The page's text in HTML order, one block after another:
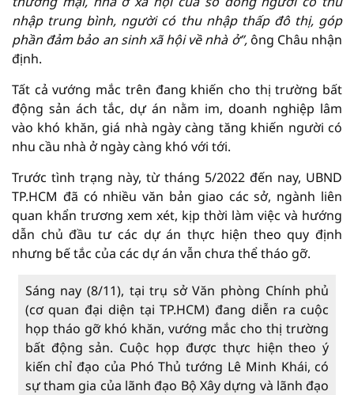
nhập trung bình, người có thu nhập thấp đô thị, góp
phần đảm bảo an sinh xã hội về nhà ở”,ông Châu nhận
định.
Tất cả vướng mắc trên đang khiến cho thị trường bất
động sản ách tắc, dự án nằm im, doanh nghiệp lâm
vào khó khăn, giá nhà ngày càng tăng khiến người có
nhu cầu nhà ở ngày càng khó với tới.
Trước tình trạng này, từ tháng 5/2022 đến nay, UBND
TP.HCM đã có nhiều văn bản giao các sở, ngành liên
quan khẩn trương xem xét, kịp thời làm việc và hướng
dẫn chủ đầu tư các dự án thực hiện theo quy định
nhưng bế tắc của các dự án vẫn chưa thể tháo gỡ.
Sáng nay (8/11), tại trụ sở Văn phòng Chính phủ
(cơ quan đại diện tại TP.HCM) đang diễn ra cuộc
họp tháo gỡ khó khăn, vướng mắc cho thị trường
bất động sản. Cuộc họp được thực hiện theo ý
kiến chỉ đạo của Phó Thủ tướng Lê Minh Khái, có
sự tham gia của lãnh đạo Bộ Xây dựng và lãnh đạo